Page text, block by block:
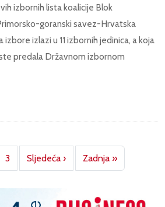
izbornih lista koalicije Blok
goranski savez-Hrvatska
izbore izlazi u 11 izbornih jedinica, a koja
predala Državnom izbornom
3 Sljedeća ›Next page
Zadnja »Last page